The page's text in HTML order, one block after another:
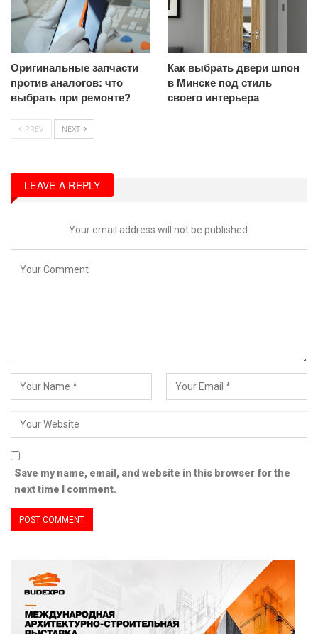
Оригинальные запчасти
против аналогов: что
выбрать при ремонте?
Как выбрать двери шпон
в Минске под стиль
своего интерьера
PREV NEXT
LEAVE A REPLY
Your email address will not be published.
Save my name, email, and website in this browser for the
next time I comment.